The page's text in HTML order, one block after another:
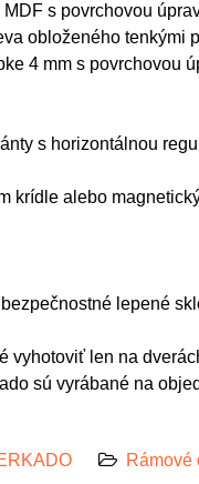
s povrchovou
obloženého tenkými
4 mm s povrchovou
s horizontálnou
krídle alebo
lepené
vyhotoviť len na
sú vyrábané na
Rámové